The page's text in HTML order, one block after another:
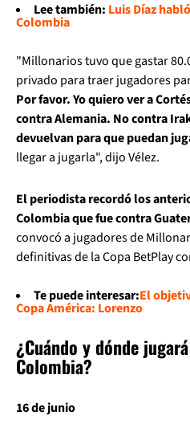
Lee también: Luis Díaz
Colombia
"Millonarios tuvo que gastar
privado para traer jugadores
Por favor. Yo quiero ver a
contra Alemania. No contra
devuelvan para que puedan
llegar a jugarla", dijo Vélez.
El periodista recordó los
Colombia que fue contra
convocó a jugadores de
definitivas de la Copa BetPlay
Te puede interesar:El
Copa América: Lorenzo
¿Cuándo y dónde
Colombia?
16 de junio